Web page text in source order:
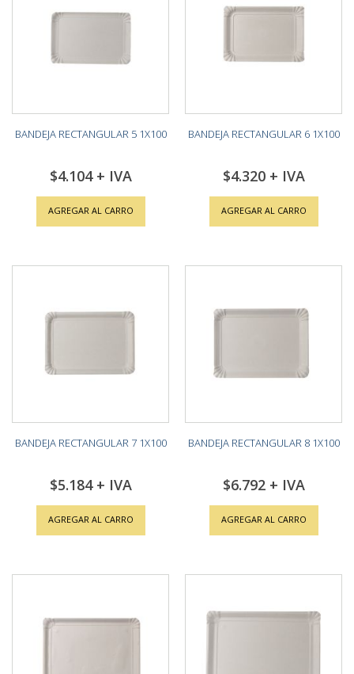
BANDEJA RECTANGULAR 5 1X100
$4.104
AGREGAR AL CARRO
BANDEJA RECTANGULAR 6 1X100
$4.320
AGREGAR AL CARRO
BANDEJA RECTANGULAR 7 1X100
$5.184
AGREGAR AL CARRO
BANDEJA RECTANGULAR 8 1X100
$6.792
AGREGAR AL CARRO